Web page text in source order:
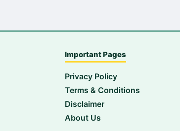
Important Pages
Privacy Policy
Terms & Conditions
Disclaimer
About Us